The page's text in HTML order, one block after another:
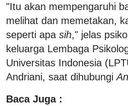
"Itu akan mempengaruhi
melihat dan memetakan,
seperti apa sih," jelas
keluarga Lembaga
Universitas Indonesia
Andriani, saat dihubungi
Baca Juga :